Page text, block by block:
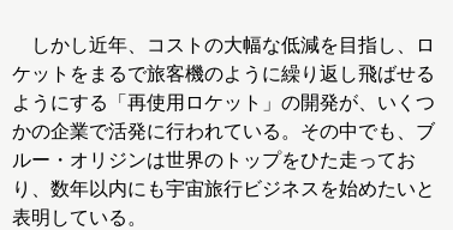
しかし近年、コストの大幅な低減を目指し、ロ
ケットをまるで旅客機のように繰り返し飛ばせる
ようにする「再使用ロケット」の開発が、いくつ
かの企業で活発に行われている。その中でも、ブ
ルー・オリジンは世界のトップをひた走ってお
り、数年以内にも宇宙旅行ビジネスを始めたいと
表明している。